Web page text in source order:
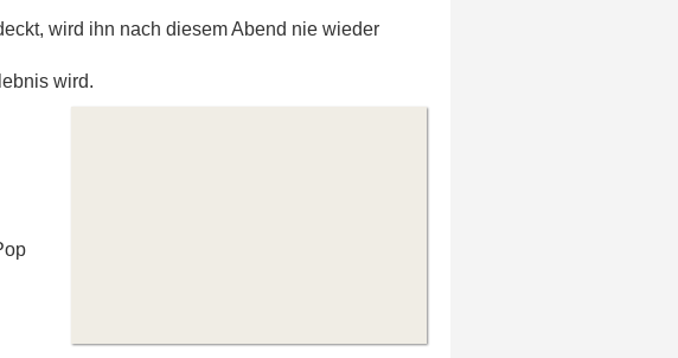
wird ihn nach diesem Abend nie wieder
wird.